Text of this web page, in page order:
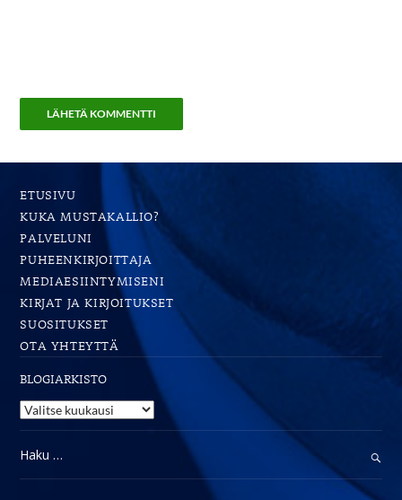
ETUSIVU
KUKA MUSTAKALLIO?
PALVELUNI
PUHEENKIRJOITTAJA
MEDIAESIINTYMISENI
KIRJAT JA KIRJOITUKSET
SUOSITUKSET
OTA YHTEYTTÄ
BLOGIARKISTO
Blogiarkisto
Haku: